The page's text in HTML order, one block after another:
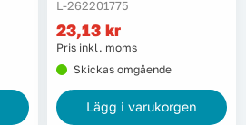
L-262201775
23,13 kr
Pris inkl. moms
Skickas omgående
Lägg i varukorgen